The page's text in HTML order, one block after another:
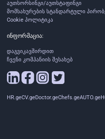
აუთსორსინგი/აუთსტაფინგი
მომსახურების სტანდარტული
Cookie პოლიტიკა
ინფორმაცია:
დაგვიკავშირდით
ჩვენი კომპანიის შესახებ
HR.geCV.geDoctor.geChefs.geAUTO.ge